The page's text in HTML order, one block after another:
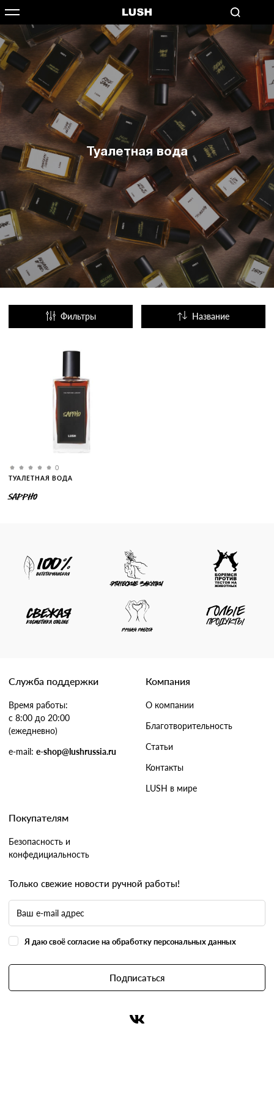
Туалетная вода
Фильтры Название
0
ТУАЛЕТНАЯ ВОДА
SAPPHO
Служба поддержки
Время работы:
с 8:00 до 20:00
(ежедневно)
e-mail: e-shop@lushrussia.ru
Компания
О компании
Благотворительность
Статьи
Контакты
LUSH в мире
Покупателям
Безопасность и
конфедициальность
Только свежие новости ручной работы!
Я даю своё согласие на обработку персональных данных
Подписаться